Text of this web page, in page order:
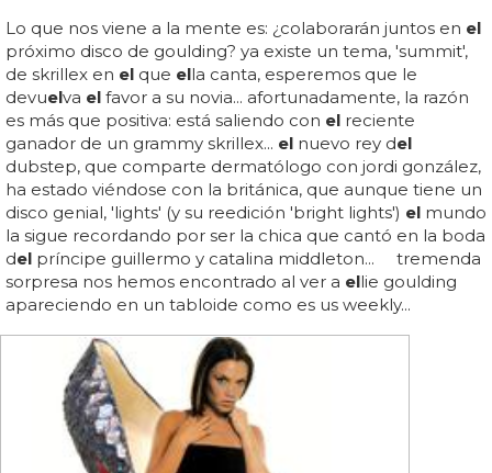
Lo que nos viene a la mente es: ¿colaborarán juntos en el
próximo disco de goulding? ya existe un tema, 'summit',
de skrillex en el que ella canta, esperemos que le
devuelva el favor a su novia... afortunadamente, la razón
es más que positiva: está saliendo con el reciente
ganador de un grammy skrillex... el nuevo rey del
dubstep, que comparte dermatólogo con jordi gonzález,
ha estado viéndose con la británica, que aunque tiene un
disco genial, 'lights' (y su reedición 'bright lights') el mundo
la sigue recordando por ser la chica que cantó en la boda
del príncipe guillermo y catalina middleton... tremenda
sorpresa nos hemos encontrado al ver a ellie goulding
apareciendo en un tabloide como es us weekly...